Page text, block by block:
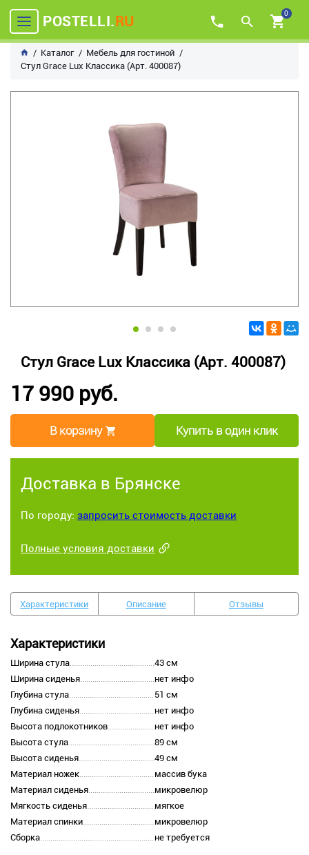
POSTELLI.RU 0
Каталог
Мебель для гостиной
Стул Grace Lux Классика (Арт. 400087)
Стул Grace Lux Классика (Арт. 400087)
17 990 руб.
В корзину Купить в один клик
Доставка в Брянске
По городу: запросить стоимость доставки
Полные условия доставки
Характеристики Описание Отзывы
Характеристики
Ширина стула
43 см
Ширина сиденья
нет инфо
Глубина стула
51 см
Глубина сиденья
нет инфо
Высота подлокотников
нет инфо
Высота стула
89 см
Высота сиденья
49 см
Материал ножек
массив бука
Материал сиденья
микровелюр
Мягкость сиденья
мягкое
Материал спинки
микровелюр
Сборка
не требуется